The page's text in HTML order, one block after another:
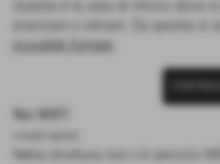
Questa è la sala di ritrovo dove
pranzare o cenare. Da questa si
possibile fumare
No WIFI
Nella struttura non c'è servizio